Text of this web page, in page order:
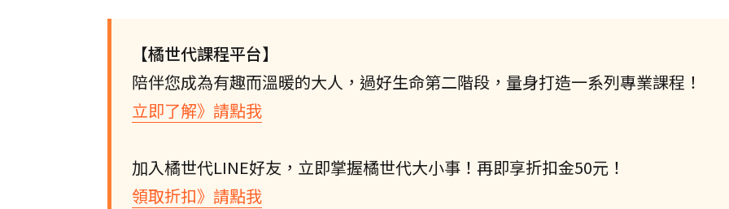
【橘世代課程平台】
陪伴您成為有趣而溫暖的大人，過好生命第二階段，量身打造一系列專業課程！
立即了解》請點我
加入橘世代LINE好友，立即掌握橘世代大小事！再即享折扣金50元！
領取折扣》請點我